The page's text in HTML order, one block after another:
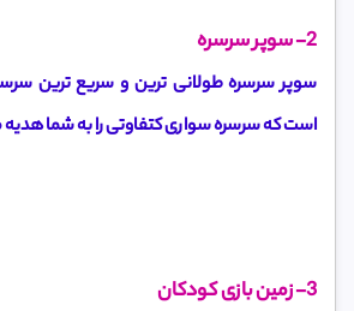
2- سوپر سرسره
سوپر سرسره طولانی ترین و سریع ترین
است که سرسره سواری کتفاوتی را به شما
3- زمین بازی کودکان